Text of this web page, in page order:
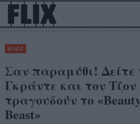
BUZZ
Σαν παραμύθι!
Γκράντε και τον
τραγουδούν το
Beast»